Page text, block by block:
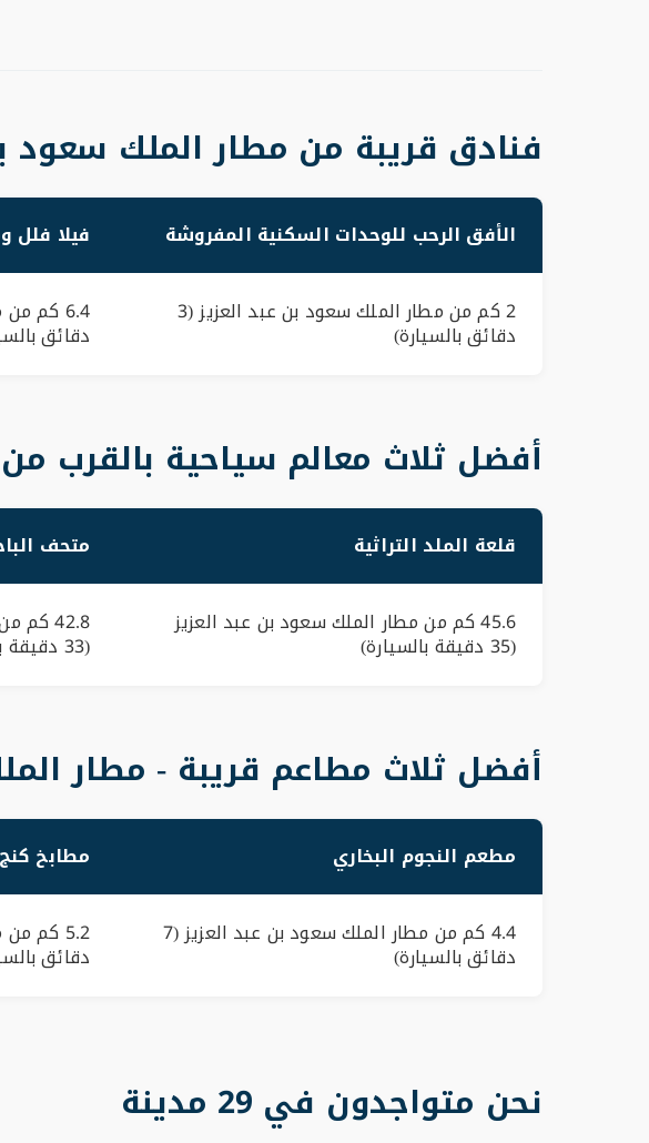
فنادق قريبة من مطار الملك سعود
الأفق الرحب للوحدات السكنية المفروشة فيلا فلل
2 كم من مطار الملك سعود بن عبد العزيز (3
دقائق بالسيارة) دقائق
أفضل ثلاث معالم سياحية بالقرب
قلعة الملد التراثية متحف
45.6 كم من مطار الملك سعود بن عبد العزيز
(35 دقيقة بالسيارة)
42.8
(33 دقيقة بالسيارة)
أفضل ثلاث مطاعم قريبة - مطار
مطعم النجوم البخاري مطابخ
4.4 كم من مطار الملك سعود بن عبد العزيز (7
دقائق بالسيارة) دقائق
نحن متواجدون في 29 مدينة